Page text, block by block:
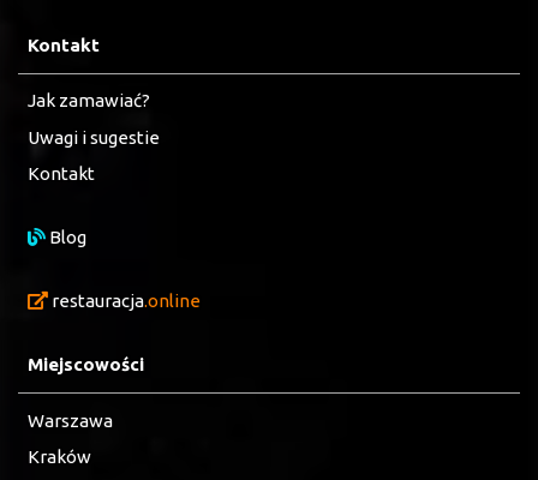
Kontakt
Jak zamawiać?
Uwagi i sugestie
Kontakt
Blog
restauracja.online
Miejscowości
Warszawa
Kraków